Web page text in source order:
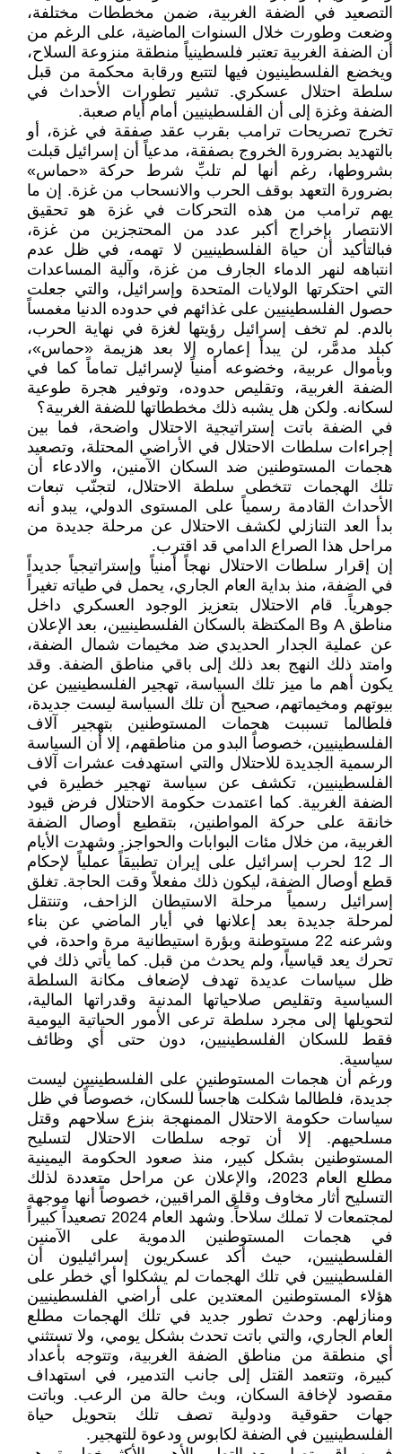
التصعيد في الضفة الغربية، ضمن مخططات مختلفة،
وضعت وطورت خلال السنوات الماضية، على الرغم من
أن الضفة الغربية تعتبر فلسطينياً منطقة منزوعة السلاح،
ويخضع الفلسطينيون فيها لتتبع ورقابة محكمة من قبل
سلطة احتلال عسكري. تشير تطورات الأحداث في
الضفة وغزة إلى أن الفلسطينيين أمام أيام صعبة.
تخرج تصريحات ترامب بقرب عقد صفقة في غزة، أو
بالتهديد بضرورة الخروج بصفقة، مدعياً أن إسرائيل قبلت
بشروطها، رغم أنها لم تلبِّ شرط حركة «حماس»
بضرورة التعهد بوقف الحرب والانسحاب من غزة. إن ما
يهم ترامب من هذه التحركات في غزة هو تحقيق
الانتصار بإخراج أكبر عدد من المحتجزين من غزة،
فبالتأكيد أن حياة الفلسطينيين لا تهمه، في ظل عدم
انتباهه لنهر الدماء الجارف من غزة، وآلية المساعدات
التي احتكرتها الولايات المتحدة وإسرائيل، والتي جعلت
حصول الفلسطينيين على غذائهم في حدوده الدنيا مغمساً
بالدم. لم تخف إسرائيل رؤيتها لغزة في نهاية الحرب،
كبلد مدمَّر، لن يبدأ إعماره إلا بعد هزيمة «حماس»،
وبأموال عربية، وخضوعه أمنياً لإسرائيل تماماً كما في
الضفة الغربية، وتقليص حدوده، وتوفير هجرة طوعية
لسكانه. ولكن هل يشبه ذلك مخططاتها للضفة الغربية؟
في الضفة باتت إستراتيجية الاحتلال واضحة، فما بين
إجراءات سلطات الاحتلال في الأراضي المحتلة، وتصعيد
هجمات المستوطنين ضد السكان الآمنين، والادعاء أن
تلك الهجمات تتخطى سلطة الاحتلال، لتجنّب تبعات
الأحداث القادمة رسمياً على المستوى الدولي، يبدو أنه
بدأ العد التنازلي لكشف الاحتلال عن مرحلة جديدة من
مراحل هذا الصراع الدامي قد اقترب.
إن إقرار سلطات الاحتلال نهجاً أمنياً وإستراتيجياً جديداً
في الضفة، منذ بداية العام الجاري، يحمل في طياته تغيراً
جوهرياً. قام الاحتلال بتعزيز الوجود العسكري داخل
مناطق A وB المكتظة بالسكان الفلسطينيين، بعد الإعلان
عن عملية الجدار الحديدي ضد مخيمات شمال الضفة،
وامتد ذلك النهج بعد ذلك إلى باقي مناطق الضفة. وقد
يكون أهم ما ميز تلك السياسة، تهجير الفلسطينيين عن
بيوتهم ومخيماتهم، صحيح أن تلك السياسة ليست جديدة،
فلطالما تسببت هجمات المستوطنين بتهجير آلاف
الفلسطينيين، خصوصاً البدو من مناطقهم، إلا أن السياسة
الرسمية الجديدة للاحتلال والتي استهدفت عشرات آلاف
الفلسطينيين، تكشف عن سياسة تهجير خطيرة في
الضفة الغربية. كما اعتمدت حكومة الاحتلال فرض قيود
خانقة على حركة المواطنين، بتقطيع أوصال الضفة
الغربية، من خلال مئات البوابات والحواجز. وشهدت الأيام
الـ 12 لحرب إسرائيل على إيران تطبيقاً عملياً لإحكام
قطع أوصال الضفة، ليكون ذلك مفعلاً وقت الحاجة. تغلق
إسرائيل رسمياً مرحلة الاستيطان الزاحف، وتنتقل
لمرحلة جديدة بعد إعلانها في أيار الماضي عن بناء
وشرعنه 22 مستوطنة وبؤرة استيطانية مرة واحدة، في
تحرك يعد قياسياً، ولم يحدث من قبل. كما يأتي ذلك في
ظل سياسات عديدة تهدف لإضعاف مكانة السلطة
السياسية وتقليص صلاحياتها المدنية وقدراتها المالية،
لتحويلها إلى مجرد سلطة ترعى الأمور الحياتية اليومية
فقط للسكان الفلسطينيين، دون حتى أي وظائف
سياسية.
ورغم أن هجمات المستوطنين على الفلسطينيين ليست
جديدة، فلطالما شكلت هاجساً للسكان، خصوصاً في ظل
سياسات حكومة الاحتلال الممنهجة بنزع سلاحهم وقتل
مسلحيهم. إلا أن توجه سلطات الاحتلال لتسليح
المستوطنين بشكل كبير، منذ صعود الحكومة اليمينية
مطلع العام 2023، والإعلان عن مراحل متعددة لذلك
التسليح أثار مخاوف وقلق المراقبين، خصوصاً أنها موجهة
لمجتمعات لا تملك سلاحاً. وشهد العام 2024 تصعيداً كبيراً
في هجمات المستوطنين الدموية على الآمنين
الفلسطينيين، حيث أكد عسكريون إسرائيليون أن
الفلسطينيين في تلك الهجمات لم يشكلوا أي خطر على
هؤلاء المستوطنين المعتدين على أراضي الفلسطينيين
ومنازلهم. وحدث تطور جديد في تلك الهجمات مطلع
العام الجاري، والتي باتت تحدث بشكل يومي، ولا تستثني
أي منطقة من مناطق الضفة الغربية، وتتوجه بأعداد
كبيرة، وتتعمد القتل إلى جانب التدمير، في استهداف
مقصود لإخافة السكان، وبث حالة من الرعب. وباتت
جهات حقوقية ودولية تصف تلك بتحويل حياة
الفلسطينيين في الضفة لكابوس ودعوة للتهجير.